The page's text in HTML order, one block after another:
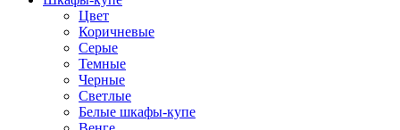
Цвет
Коричневые
Серые
Темные
Черные
Светлые
Белые шкафы-купе